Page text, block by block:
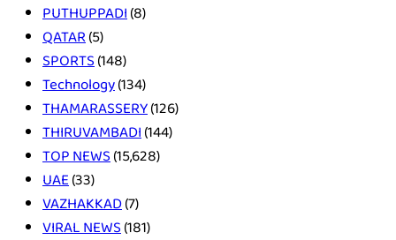
PUTHUPPADI(8)
QATAR(5)
SPORTS(148)
Technology(134)
THAMARASSERY(126)
THIRUVAMBADI(144)
TOP NEWS(15,628)
UAE(33)
VAZHAKKAD(7)
VIRAL NEWS(181)